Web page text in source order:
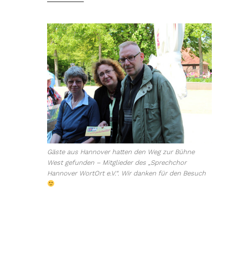
Gäste aus Hannover hatten den Weg zur Bühne
West gefunden – Mitglieder des „Sprechchor
Hannover WortOrt e.V.“. Wir danken für den Besuch